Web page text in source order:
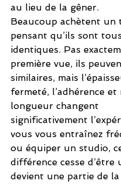
au lieu de la gêner.
Beaucoup achètent un
pensant qu’ils sont tous
identiques. Pas
première vue, ils
similaires, mais
fermeté, l’adhérence et
longueur changent
significativement
vous vous entraînez
ou équiper un studio,
différence cesse d’être
devient une partie de la